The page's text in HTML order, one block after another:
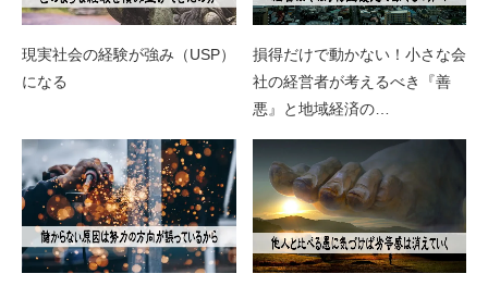
現実社会の経験が強み（USP）
になる
損得だけで動かない！小さな会
社の経営者が考えるべき『善
悪』と地域経済の…